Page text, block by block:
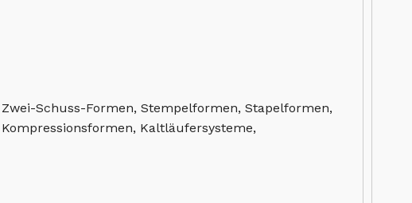
Schuss-Formen, Stempelformen, Stapelformen,
Kaltläufersysteme,